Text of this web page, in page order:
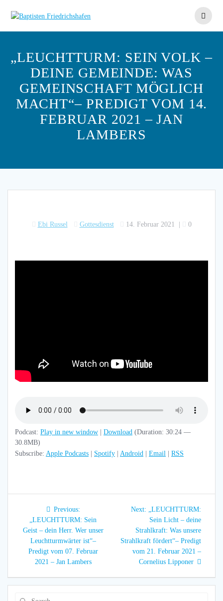
„LEUCHTTURM: SEIN VOLK –
DEINE GEMEINDE: WAS
GEMEINSCHAFT MÖGLICH
MACHT“– PREDIGT VOM 14.
FEBRUAR 2021 – JAN
LAMBERS
Ebi Russel Gottesdienst 14. Februar 2021 0
Podcast: Play in new window Download (Duration: 30:24 —
30.8MB)
Subscribe: Apple Podcasts Spotify Android Email RSS
Beitragsnavigation
Previous:Previous
post:
„LEUCHTTURM: Sein
Geist – dein Herr. Wer unser
Leuchtturmwärter ist“–
Predigt vom 07. Februar
2021 – Jan Lambers
Next:
Next
post:
„LEUCHTTURM:
Sein Licht – deine
Strahlkraft: Was unsere
Strahlkraft fördert“– Predigt
vom 21. Februar 2021 –
Cornelius Lipponer